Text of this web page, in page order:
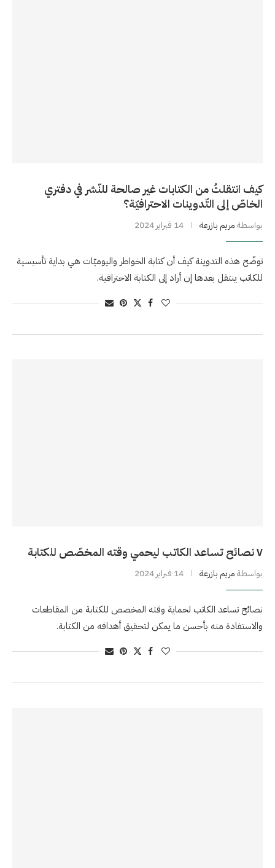
كيف انتقلتُ من الكتابات غير صالحة للنّشر في دفتري
الخاصّ إلى التّدوينات الاحترافيّة؟
بواسطةمريم بازرعة 14 فبراير 2024
توضّح هذه التدوينة كيف أن كتابة الخواطر واليوميّات هي بداية تأسيسية
للكاتب ينتقل بعدها إن أراد إلى الكتابة الاحترافية.
٧ نصائح تساعد الكاتب ليحمي وقته المخصّص للكتابة
بواسطةمريم بازرعة 14 فبراير 2024
نصائح تساعد الكاتب لحماية وقته المخصص للكتابة من المقاطعات
والاستفادة منه بأحسن ما يمكن لتحقيق أهدافه من الكتابة.